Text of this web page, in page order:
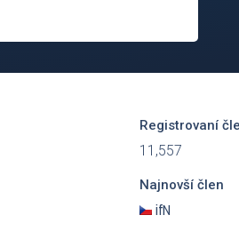
Registrovaní
11,557
Najnovší člen
ifN